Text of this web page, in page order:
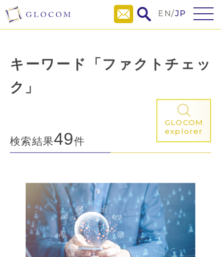
EN/JP
キーワード「ファクトチェッ
ク」
GLOCOM
explorer
検索結果49件